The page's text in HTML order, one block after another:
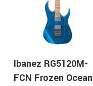
Ibanez RG5120M-
FCN Frozen Ocean